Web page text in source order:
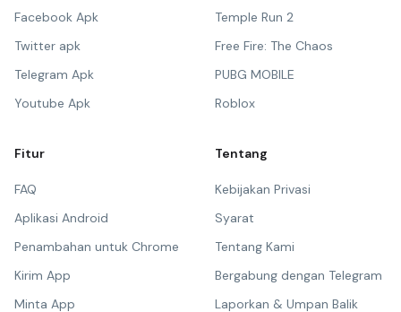
Facebook Apk
Twitter apk
Telegram Apk
Youtube Apk
Temple Run 2
Free Fire: The Chaos
PUBG MOBILE
Roblox
Fitur
FAQ
Aplikasi Android
Penambahan untuk Chrome
Kirim App
Minta App
Tentang
Kebijakan Privasi
Syarat
Tentang Kami
Bergabung dengan Telegram
Laporkan & Umpan Balik